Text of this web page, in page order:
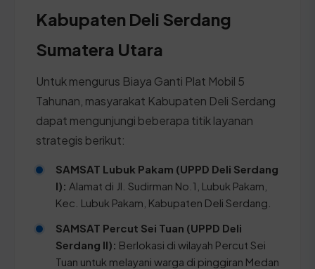
Kabupaten Deli Serdang
Sumatera Utara
Untuk mengurus Biaya Ganti Plat Mobil 5
Tahunan, masyarakat Kabupaten Deli Serdang
dapat mengunjungi beberapa titik layanan
strategis berikut:
SAMSAT Lubuk Pakam (UPPD Deli Serdang
I): Alamat di Jl. Sudirman No.1, Lubuk Pakam,
Kec. Lubuk Pakam, Kabupaten Deli Serdang.
SAMSAT Percut Sei Tuan (UPPD Deli
Serdang II): Berlokasi di wilayah Percut Sei
Tuan untuk melayani warga di pinggiran Medan